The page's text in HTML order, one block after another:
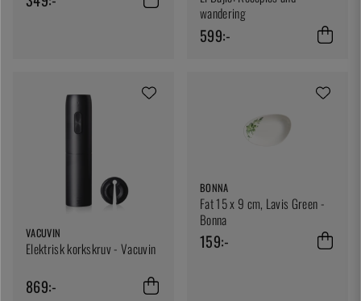
wandering
599:-
VACUVIN
Elektrisk korkskruv - Vacuvin
869:-
BONNA
Fat 15 x 9 cm, Lavis Green -
Bonna
159:-